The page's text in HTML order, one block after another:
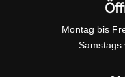
Montag bis
Samstags